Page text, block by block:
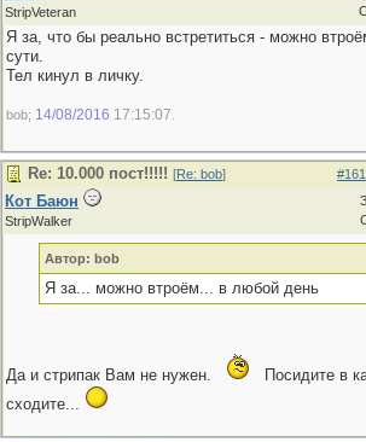
StripVeteran
Я за, что бы реально встретиться - можно
сути.
Тел кинул в личку.
bob; 14/08/2016 17:15:07
Re: 10.000 пост!!!!! [Re: bob]
Кот Баюн
StripWalker
Автор: bob
Я за... можно втроём... в любой день
Да и стрипак Вам не нужен.
Посидите в
сходите...